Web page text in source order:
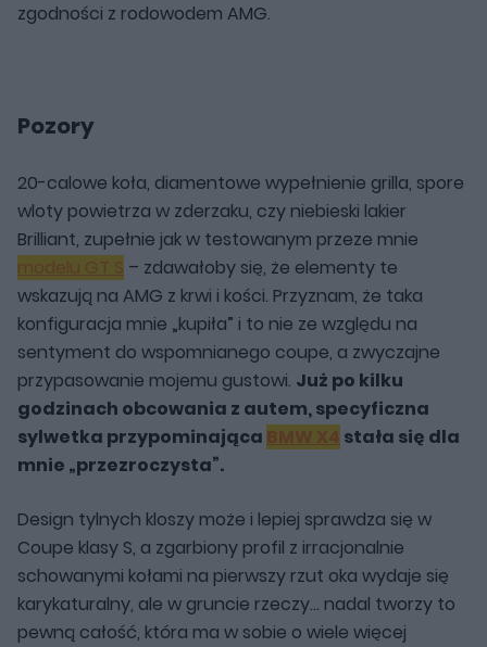
zgodności z rodowodem AMG.
Pozory
20-calowe koła, diamentowe wypełnienie grilla, spore
wloty powietrza w zderzaku, czy niebieski lakier
Brilliant, zupełnie jak w testowanym przeze mnie
modelu GT S – zdawałoby się, że elementy te
wskazują na AMG z krwi i kości. Przyznam, że taka
konfiguracja mnie „kupiła” i to nie ze względu na
sentyment do wspomnianego coupe, a zwyczajne
przypasowanie mojemu gustowi. Już po kilku
godzinach obcowania z autem, specyficzna
sylwetka przypominająca BMW X4 stała się dla
mnie „przezroczysta”.
Design tylnych kloszy może i lepiej sprawdza się w
Coupe klasy S, a zgarbiony profil z irracjonalnie
schowanymi kołami na pierwszy rzut oka wydaje się
karykaturalny, ale w gruncie rzeczy… nadal tworzy to
pewną całość, która ma w sobie o wiele więcej